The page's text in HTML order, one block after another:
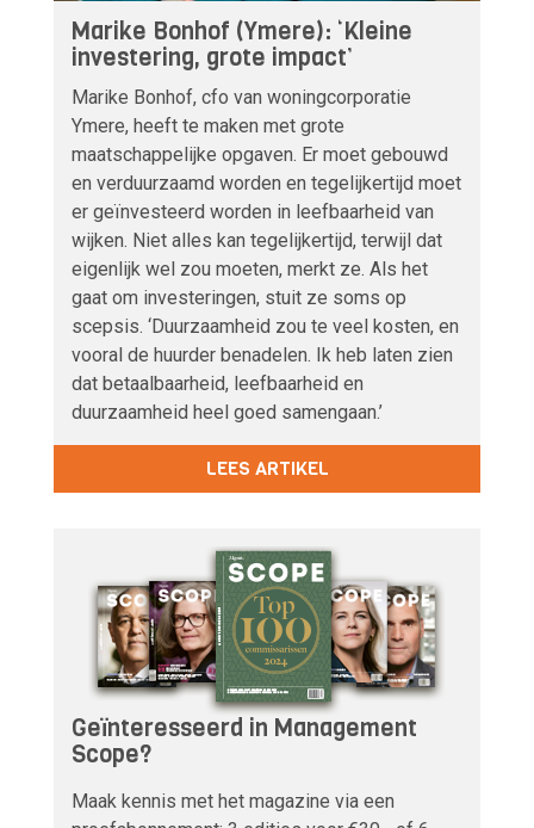
Marike Bonhof (Ymere): ‘Kleine
investering, grote impact’
Marike Bonhof, cfo van woningcorporatie
Ymere, heeft te maken met grote
maatschappelijke opgaven. Er moet gebouwd
en verduurzaamd worden en tegelijkertijd moet
er geïnvesteerd worden in leefbaarheid van
wijken. Niet alles kan tegelijkertijd, terwijl dat
eigenlijk wel zou moeten, merkt ze. Als het
gaat om investeringen, stuit ze soms op
scepsis. ‘Duurzaamheid zou te veel kosten, en
vooral de huurder benadelen. Ik heb laten zien
dat betaalbaarheid, leefbaarheid en
duurzaamheid heel goed samengaan.’
LEES ARTIKEL
Geïnteresseerd in Management
Scope?
Maak kennis met het magazine via een